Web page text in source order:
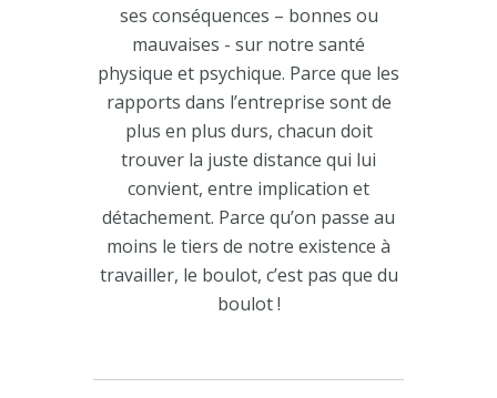
ses conséquences – bonnes ou
mauvaises - sur notre santé
physique et psychique. Parce que les
rapports dans l’entreprise sont de
plus en plus durs, chacun doit
trouver la juste distance qui lui
convient, entre implication et
détachement. Parce qu’on passe au
moins le tiers de notre existence à
travailler, le boulot, c’est pas que du
boulot !